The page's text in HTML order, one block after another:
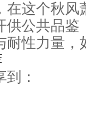
在这个秋
供公共品
耐性力量，
到：